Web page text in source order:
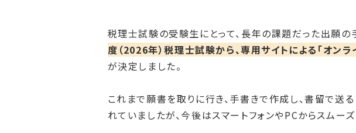
税理士試験の受験生にとって、長年の課題だった出願の
度（2026年）税理士試験から、専用サイトによる「オン
が決定しました。
これまで願書を取りに行き、手書きで作成し、書留で送
れていましたが、今後はスマートフォンやPCからスムー